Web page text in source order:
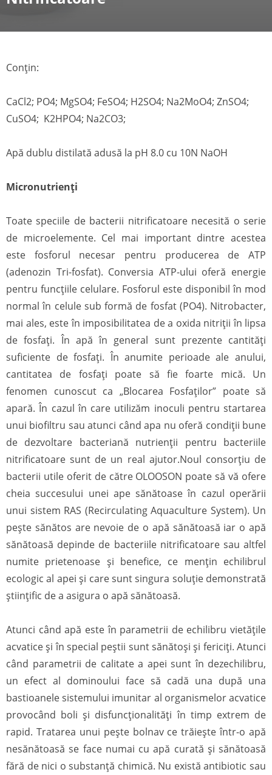
Conțin:
CaCl2; PO4; MgSO4; FeSO4; H2SO4; Na2MoO4; ZnSO4;
CuSO4; K2HPO4; Na2CO3;
Apă dublu distilată adusă la pH 8.0 cu 10N NaOH
Micronutrienți
Toate speciile de bacterii nitrificatoare necesită o serie
de microelemente. Cel mai important dintre acestea
este fosforul necesar pentru producerea de ATP
(adenozin Tri-fosfat). Conversia ATP-ului oferă energie
pentru funcțiile celulare. Fosforul este disponibil în mod
normal în celule sub formă de fosfat (PO4). Nitrobacter,
mai ales, este în imposibilitatea de a oxida nitriții în lipsa
de fosfați. În apă în general sunt prezente cantități
suficiente de fosfați. În anumite perioade ale anului,
cantitatea de fosfați poate să fie foarte mică. Un
fenomen cunoscut ca „Blocarea Fosfaților” poate să
apară. În cazul în care utilizăm inoculi pentru startarea
unui biofiltru sau atunci când apa nu oferă condiții bune
de dezvoltare bacteriană nutrienții pentru bacteriile
nitrificatoare sunt de un real ajutor.Noul consorțiu de
bacterii utile oferit de către OLOOSON poate să vă ofere
cheia succesului unei ape sănătoase în cazul operării
unui sistem RAS (Recirculating Aquaculture System). Un
pește sănătos are nevoie de o apă sănătoasă iar o apă
sănătoasă depinde de bacteriile nitrificatoare sau altfel
numite prietenoase și benefice, ce mențin echilibrul
ecologic al apei și care sunt singura soluție demonstrată
științific de a asigura o apă sănătoasă.
Atunci când apă este în parametrii de echilibru vietăţile
acvatice și în special peștii sunt sănătoși și fericiți. Atunci
când parametrii de calitate a apei sunt în dezechilibru,
un efect al dominoului face să cadă una după una
bastioanele sistemului imunitar al organismelor acvatice
provocând boli și disfuncționalități în timp extrem de
rapid. Tratarea unui pește bolnav ce trăiește într-o apă
nesănătoasă se face numai cu apă curată și sănătoasă
fără de nici o substanță chimică. Nu există antibiotic sau